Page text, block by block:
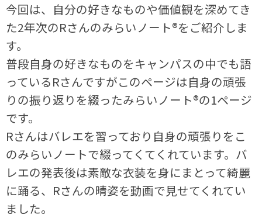
今回は、自分の好きなものや価値観を深めてき
た2年次のRさんのみらいノート®をご紹介しま
す。
普段自身の好きなものをキャンパスの中でも語
っているRさんですがこのページは自身の頑張
りの振り返りを綴ったみらいノート®の1ページ
です。
Rさんはバレエを習っており自身の頑張りをこ
のみらいノートで綴ってくてくれています。バ
レエの発表後は素敵な衣装を身にまとって綺麗
に踊る、Rさんの晴姿を動画で見せてくれてい
ました。